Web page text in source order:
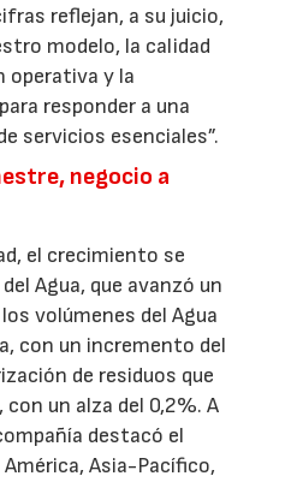
reflejan, a su juicio,
modelo, la calidad
operativa y la
responder a una
servicios esenciales”.
negocio a
el crecimiento se
Agua, que avanzó un
volúmenes del Agua
con un incremento del
de residuos que
un alza del 0,2%. A
destacó el
Asia-Pacífico,